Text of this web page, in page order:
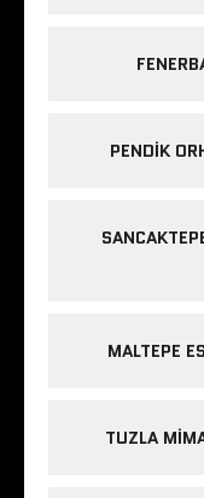
PENDIK
MALTEPE
TUZLA